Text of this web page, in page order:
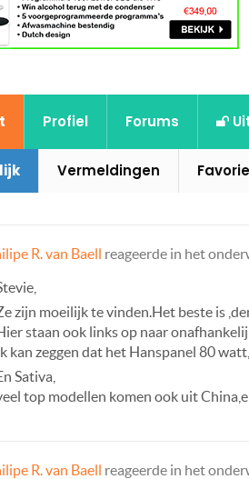
Profiel Forums
Vermeldingen
R. van Baell reageerde in het
zijn moeilijk te vinden.Het beste is
staan ook links op naar
kan zeggen dat het Hanspanel 80
Sativa,
top modellen komen ook uit
R. van Baell reageerde in het